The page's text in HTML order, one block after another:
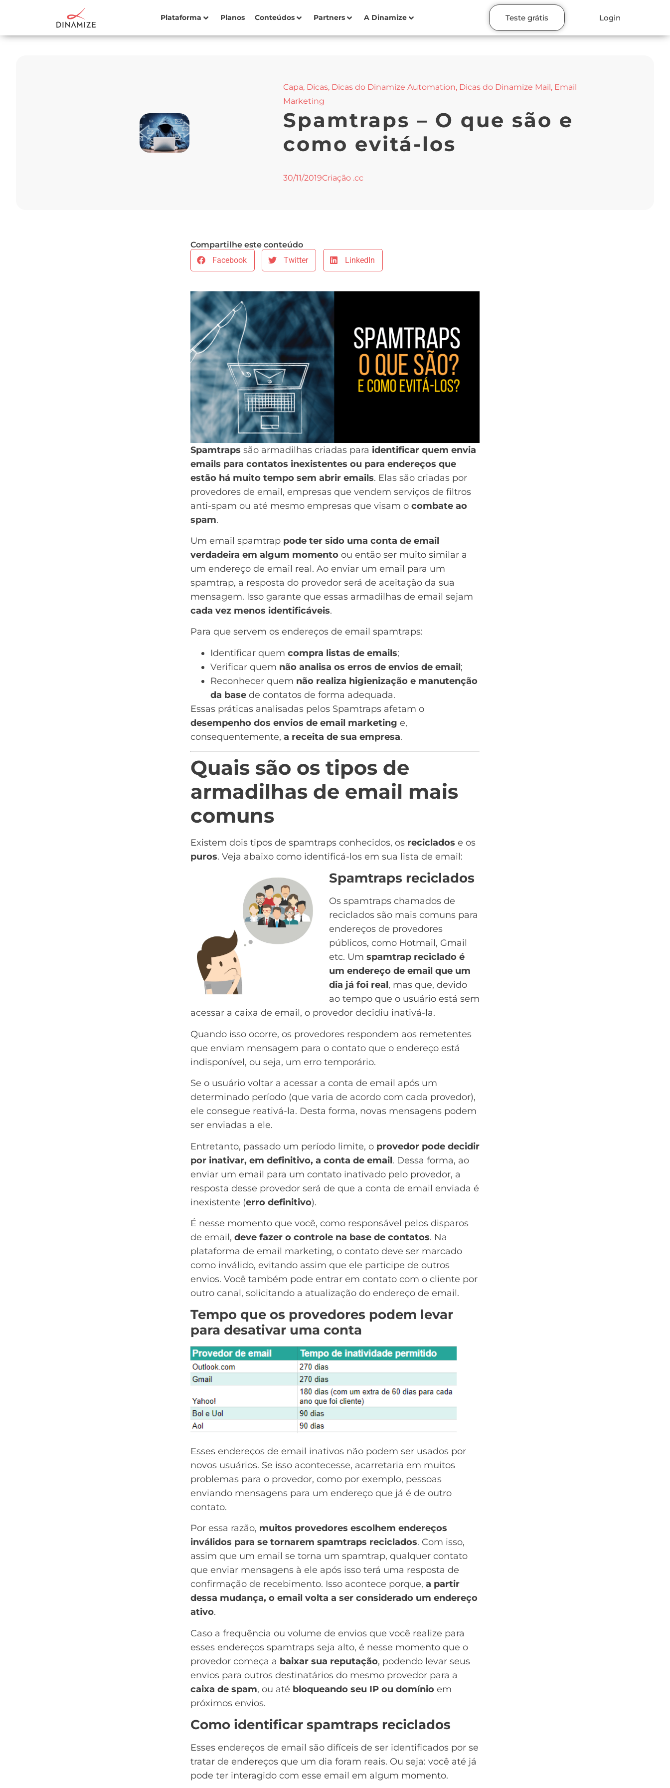
Plataforma Planos Conteúdos Partners A Dinamize Teste grátis Login
Capa, Dicas, Dicas do Dinamize Automation, Dicas do Dinamize Mail, Email
Marketing
Spamtraps – O que são e
como evitá-los
30/11/2019Criação .cc
Compartilhe este conteúdo
Facebook
Twitter LinkedIn
Spamtraps são armadilhas criadas para identificar quem envia
emails para contatos inexistentes ou para endereços que
estão há muito tempo sem abrir emails. Elas são criadas por
provedores de email, empresas que vendem serviços de filtros
anti-spam ou até mesmo empresas que visam o combate ao
spam.
Um email spamtrap pode ter sido uma conta de email
verdadeira em algum momento ou então ser muito similar a
um endereço de email real. Ao enviar um email para um
spamtrap, a resposta do provedor será de aceitação da sua
mensagem. Isso garante que essas armadilhas de email sejam
cada vez menos identificáveis.
Para que servem os endereços de email spamtraps:
Identificar quem compra listas de emails;
Verificar quem não analisa os erros de envios de email;
Reconhecer quem não realiza higienização e manutenção
da base de contatos de forma adequada.
Essas práticas analisadas pelos Spamtraps afetam o
desempenho dos envios de email marketing e,
consequentemente, a receita de sua empresa.
Quais são os tipos de
armadilhas de email mais
comuns
Existem dois tipos de spamtraps conhecidos, os reciclados e os
puros. Veja abaixo como identificá-los em sua lista de email:
Spamtraps reciclados
Os spamtraps chamados de
reciclados são mais comuns para
endereços de provedores
públicos, como Hotmail, Gmail
etc. Um spamtrap reciclado é
um endereço de email que um
dia já foi real, mas que, devido
ao tempo que o usuário está sem
acessar a caixa de email, o provedor decidiu inativá-la.
Quando isso ocorre, os provedores respondem aos remetentes
que enviam mensagem para o contato que o endereço está
indisponível, ou seja, um erro temporário.
Se o usuário voltar a acessar a conta de email após um
determinado período (que varia de acordo com cada provedor),
ele consegue reativá-la. Desta forma, novas mensagens podem
ser enviadas a ele.
Entretanto, passado um período limite, o provedor pode decidir
por inativar, em definitivo, a conta de email. Dessa forma, ao
enviar um email para um contato inativado pelo provedor, a
resposta desse provedor será de que a conta de email enviada é
inexistente (erro definitivo).
É nesse momento que você, como responsável pelos disparos
de email, deve fazer o controle na base de contatos. Na
plataforma de email marketing, o contato deve ser marcado
como inválido, evitando assim que ele participe de outros
envios. Você também pode entrar em contato com o cliente por
outro canal, solicitando a atualização do endereço de email.
Tempo que os provedores podem levar
para desativar uma conta
Esses endereços de email inativos não podem ser usados por
novos usuários. Se isso acontecesse, acarretaria em muitos
problemas para o provedor, como por exemplo, pessoas
enviando mensagens para um endereço que já é de outro
contato.
Por essa razão, muitos provedores escolhem endereços
inválidos para se tornarem spamtraps reciclados. Com isso,
assim que um email se torna um spamtrap, qualquer contato
que enviar mensagens à ele após isso terá uma resposta de
confirmação de recebimento. Isso acontece porque, a partir
dessa mudança, o email volta a ser considerado um endereço
ativo.
Caso a frequência ou volume de envios que você realize para
esses endereços spamtraps seja alto, é nesse momento que o
provedor começa a baixar sua reputação, podendo levar seus
envios para outros destinatários do mesmo provedor para a
caixa de spam, ou até bloqueando seu IP ou domínio em
próximos envios.
Como identificar spamtraps reciclados
Esses endereços de email são difíceis de ser identificados por se
tratar de endereços que um dia foram reais. Ou seja: você até já
pode ter interagido com esse email em algum momento.